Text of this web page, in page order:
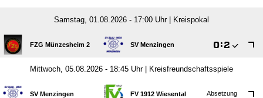
Samstag, 01.08.2026 - 17:00 Uhr | Kreispokal
FZG Münzesheim 2 SV Menzingen :
Mittwoch, 05.08.2026 - 18:45 Uhr | Kreisfreundschaftsspiele
SV Menzingen FV 1912 Wiesental Absetzung